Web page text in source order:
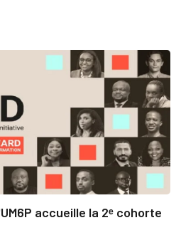
accueille la 2ᵉ cohorte